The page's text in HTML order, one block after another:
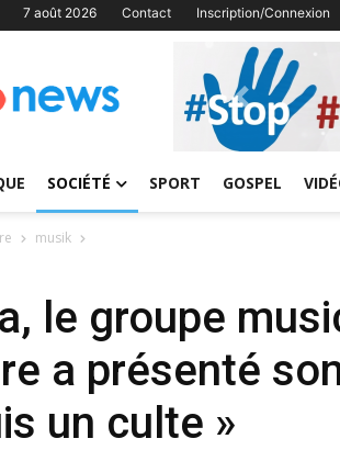
7 août 2026 Contact Inscription/Connexion
Previous
SOCIÉTÉ SPORT GOSPEL
musik
le groupe
a présenté
un culte »